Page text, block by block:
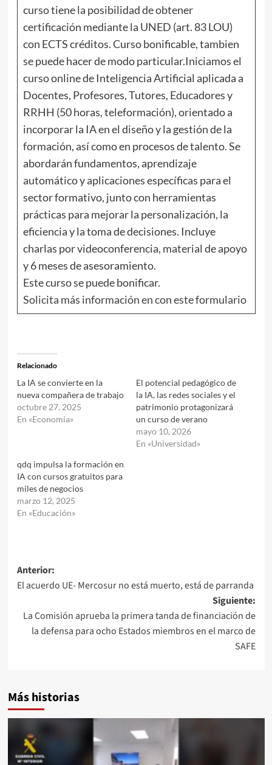
curso tiene la posibilidad de obtener
certificación mediante la UNED (art. 83 LOU)
con ECTS créditos. Curso bonificable, tambien
se puede hacer de modo particular.Iniciamos el
curso online de Inteligencia Artificial aplicada a
Docentes, Profesores, Tutores, Educadores y
RRHH (50 horas, teleformación), orientado a
incorporar la IA en el diseño y la gestión de la
formación, así como en procesos de talento. Se
abordarán fundamentos, aprendizaje
automático y aplicaciones específicas para el
sector formativo, junto con herramientas
prácticas para mejorar la personalización, la
eficiencia y la toma de decisiones. Incluye
charlas por videoconferencia, material de apoyo
y 6 meses de asesoramiento.
Este curso se puede bonificar.
Solicita más información en con este formulario
Relacionado
La IA se convierte en la
nueva compañera de trabajo
octubre 27, 2025
En «Economía»
El potencial pedagógico de
la IA, las redes sociales y el
patrimonio protagonizará
un curso de verano
mayo 10, 2026
En «Universidad»
qdq impulsa la formación en
IA con cursos gratuitos para
miles de negocios
marzo 12, 2025
En «Educación»
Navegación
de
entradas
Anterior:
El acuerdo UE- Mercosur no está muerto, está de parranda
Siguiente:
La Comisión aprueba la primera tanda de financiación de
la defensa para ocho Estados miembros en el marco de
SAFE
Más historias